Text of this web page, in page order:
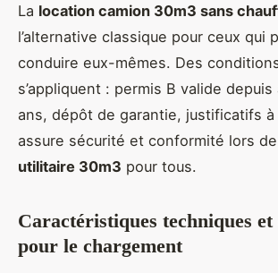
La location camion 30m3 sans
l’alternative classique pour ceux qui
conduire eux-mêmes. Des
s’appliquent : permis B valide
ans, dépôt de garantie, justificatifs à
assure sécurité et conformité lors
utilitaire 30m3 pour tous.
Caractéristiques techniques et
pour le chargement